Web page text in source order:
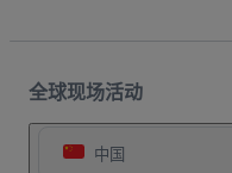
全球现场活动
中国